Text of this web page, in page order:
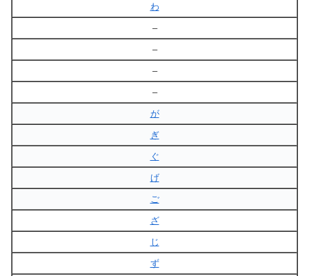
わ
–
–
–
–
が
ぎ
ぐ
げ
ご
ざ
じ
ず